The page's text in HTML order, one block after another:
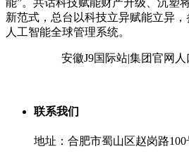
新范式，总台以科技立异赋能立异
人工智能全球管理系统。
安徽J9国际站|集团官网
联系我们
地址：合肥市蜀山区赵岗路100